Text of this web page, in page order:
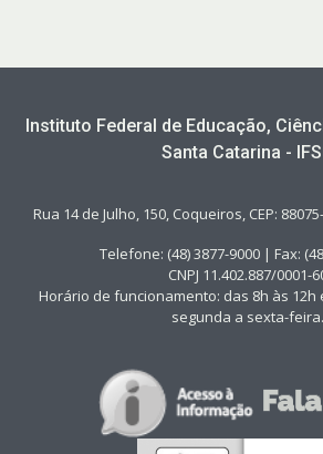
Instituto Federal de Educação,
Santa Catarina -
Rua 14 de Julho, 150, Coqueiros, CEP:
Telefone: (48) 3877-9000 | Fax:
CNPJ 11.402.887/0001-
Horário de funcionamento: das 8h às 12h
segunda a sexta-feira.